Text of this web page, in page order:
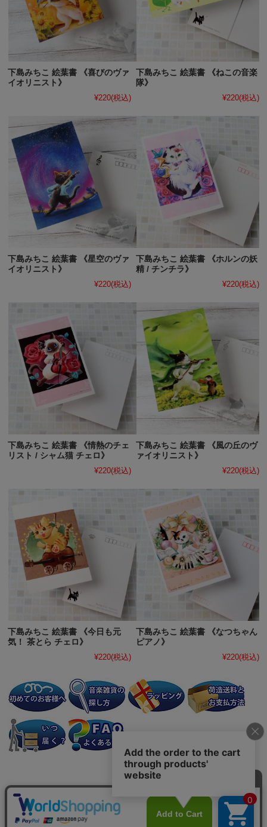
下島みちこ 絵葉書 《喜びのヴァ
イオリニスト》
¥220(税込)
下島みちこ 絵葉書 《ねこの音楽
隊》
¥220(税込)
下島みちこ 絵葉書 《星空のヴァ
イオリニスト》
¥220(税込)
下島みちこ 絵葉書 《ホルンの妖
精 / チンチラ》
¥220(税込)
下島みちこ 絵葉書 《情熱のチェ
リスト / シャム猫 チェロ》
¥220(税込)
下島みちこ 絵葉書 《風の丘のヴ
ァイオリニスト》
¥220(税込)
下島みちこ 絵葉書 《今日も元
気！ 茶とら チェロ》
¥220(税込)
下島みちこ 絵葉書 《なつちゃん
ピアノ》
¥220(税込)